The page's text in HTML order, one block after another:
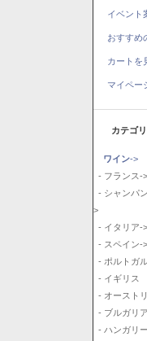
イベント
おすすめ
カートを
マイペー
カテゴリ
ワイン->
- フランス->
- シャンパ
>
- イタリア->
- スペイン->
- ポルトガ
- イギリス
- オースト
- ブルガリア
- ハンガリー